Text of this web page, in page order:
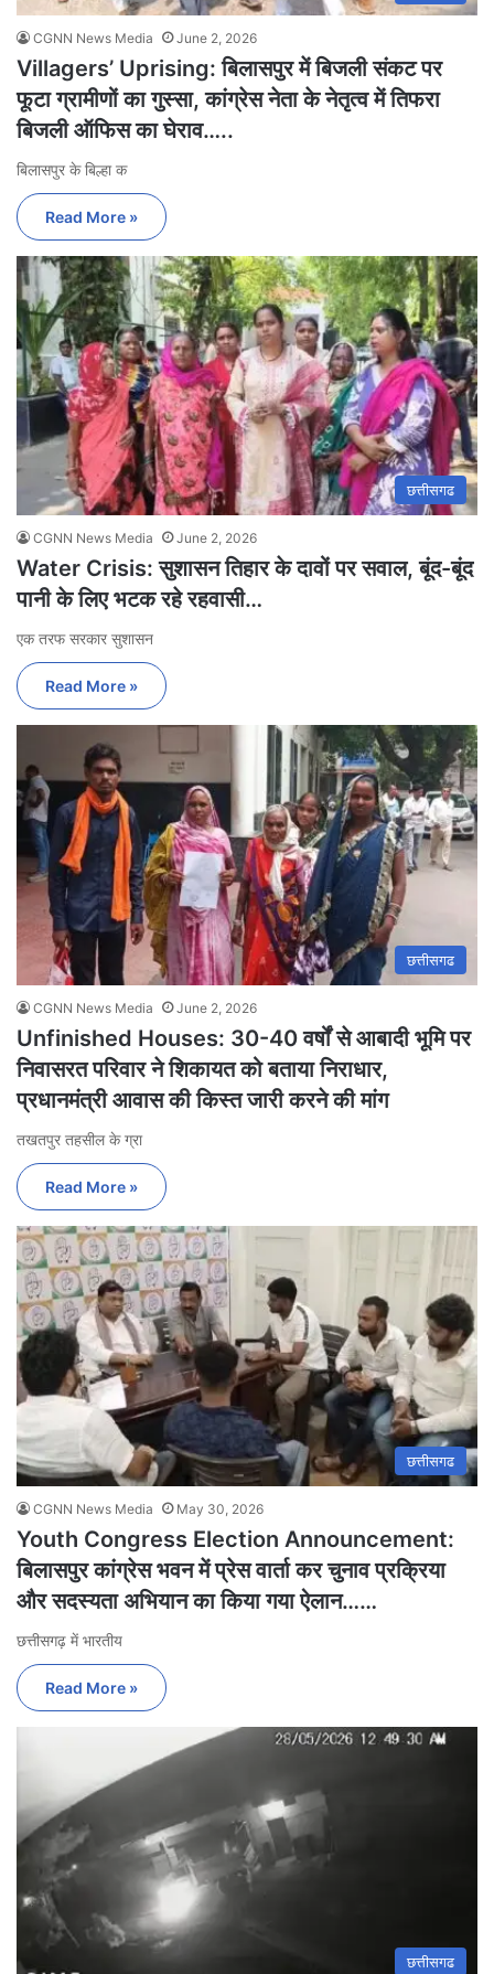
CGNN News Media June 2, 2026
Villagers’ Uprising: बिलासपुर में बिजली संकट पर
फूटा ग्रामीणों का गुस्सा, कांग्रेस नेता के नेतृत्व में तिफरा
बिजली ऑफिस का घेराव…..
बिलासपुर के बिल्हा क
Read More »
छत्तीसगढ
CGNN News Media June 2, 2026
Water Crisis: सुशासन तिहार के दावों पर सवाल, बूंद-बूंद
पानी के लिए भटक रहे रहवासी…
एक तरफ सरकार सुशासन
Read More »
छत्तीसगढ
CGNN News Media June 2, 2026
Unfinished Houses: 30-40 वर्षों से आबादी भूमि पर
निवासरत परिवार ने शिकायत को बताया निराधार,
प्रधानमंत्री आवास की किस्त जारी करने की मांग
तखतपुर तहसील के ग्रा
Read More »
छत्तीसगढ
CGNN News Media May 30, 2026
Youth Congress Election Announcement:
बिलासपुर कांग्रेस भवन में प्रेस वार्ता कर चुनाव प्रक्रिया
और सदस्यता अभियान का किया गया ऐलान……
छत्तीसगढ़ में भारतीय
Read More »
छत्तीसगढ